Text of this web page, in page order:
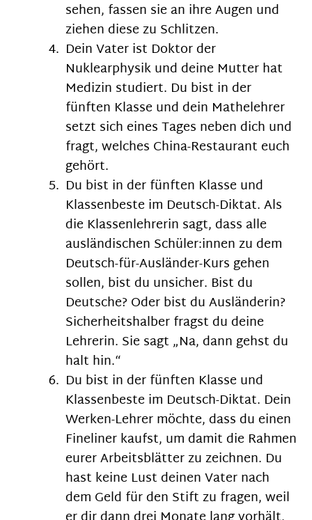
sehen, fassen sie an ihre Augen und
ziehen diese zu Schlitzen.
Dein Vater ist Doktor der
Nuklearphysik und deine Mutter hat
Medizin studiert. Du bist in der
fünften Klasse und dein Mathelehrer
setzt sich eines Tages neben dich und
fragt, welches China-Restaurant euch
gehört.
Du bist in der fünften Klasse und
Klassenbeste im Deutsch-Diktat. Als
die Klassenlehrerin sagt, dass alle
ausländischen Schüler:innen zu dem
Deutsch-für-Ausländer-Kurs gehen
sollen, bist du unsicher. Bist du
Deutsche? Oder bist du Ausländerin?
Sicherheitshalber fragst du deine
Lehrerin. Sie sagt „Na, dann gehst du
halt hin.“
Du bist in der fünften Klasse und
Klassenbeste im Deutsch-Diktat. Dein
Werken-Lehrer möchte, dass du einen
Fineliner kaufst, um damit die Rahmen
eurer Arbeitsblätter zu zeichnen. Du
hast keine Lust deinen Vater nach
dem Geld für den Stift zu fragen, weil